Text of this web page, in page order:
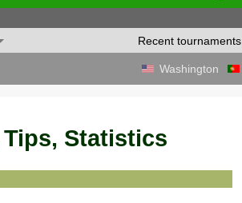
Recent tournaments
Washington
Statistics